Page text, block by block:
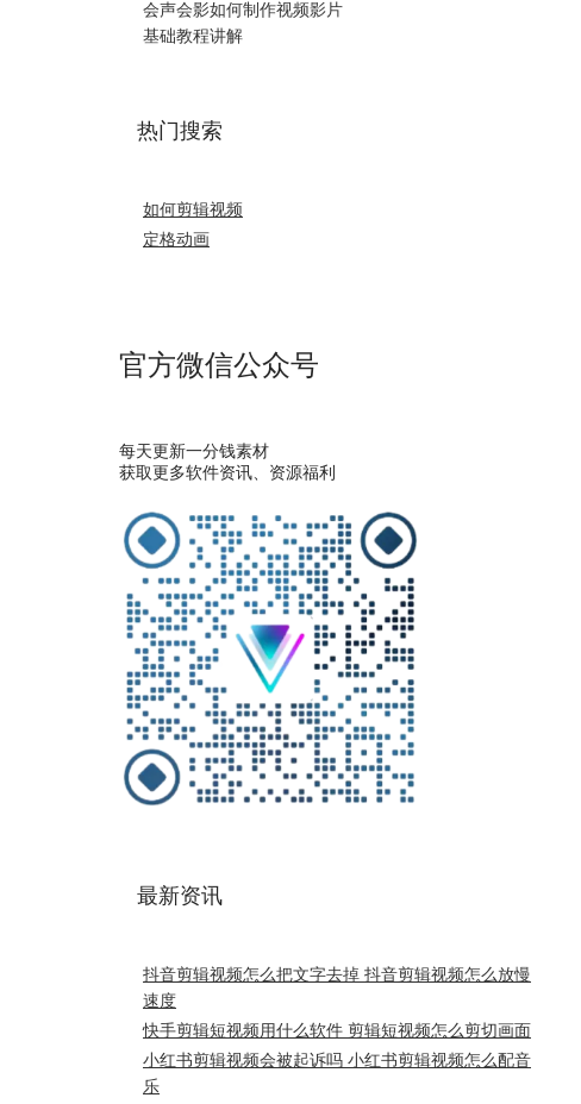
会声会影如何制作视频影片
基础教程讲解
热门搜索
如何剪辑视频
定格动画
官方微信公众号
每天更新一分钱素材
获取更多软件资讯、资源福利
最新资讯
抖音剪辑视频怎么把文字去掉 抖音剪辑视频怎么放慢
速度
快手剪辑短视频用什么软件 剪辑短视频怎么剪切画面
小红书剪辑视频会被起诉吗 小红书剪辑视频怎么配音
乐